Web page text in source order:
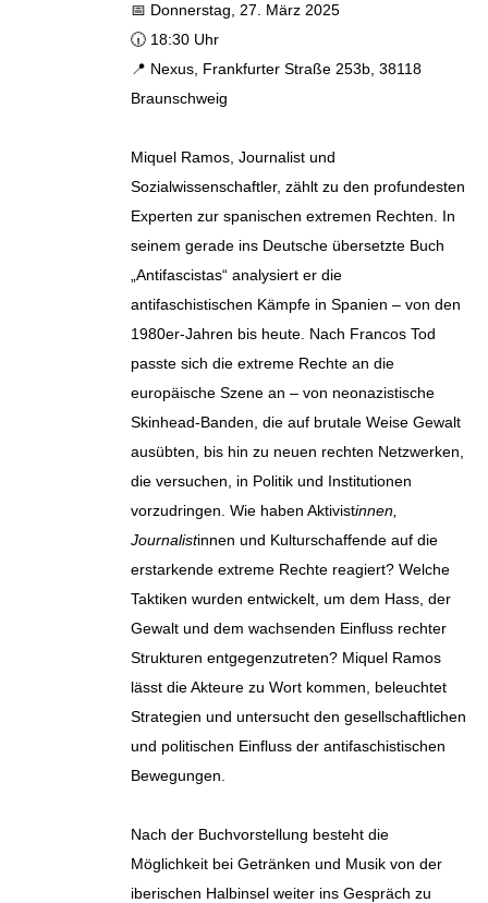
📅 Donnerstag, 27. März 2025
🕡 18:30 Uhr
📍 Nexus, Frankfurter Straße 253b, 38118
Braunschweig
Miquel Ramos, Journalist und
Sozialwissenschaftler, zählt zu den profundesten
Experten zur spanischen extremen Rechten. In
seinem gerade ins Deutsche übersetzte Buch
„Antifascistas“ analysiert er die
antifaschistischen Kämpfe in Spanien – von den
1980er-Jahren bis heute. Nach Francos Tod
passte sich die extreme Rechte an die
europäische Szene an – von neonazistische
Skinhead-Banden, die auf brutale Weise Gewalt
ausübten, bis hin zu neuen rechten Netzwerken,
die versuchen, in Politik und Institutionen
vorzudringen. Wie haben Aktivistinnen,
Journalistinnen und Kulturschaffende auf die
erstarkende extreme Rechte reagiert? Welche
Taktiken wurden entwickelt, um dem Hass, der
Gewalt und dem wachsenden Einfluss rechter
Strukturen entgegenzutreten? Miquel Ramos
lässt die Akteure zu Wort kommen, beleuchtet
Strategien und untersucht den gesellschaftlichen
und politischen Einfluss der antifaschistischen
Bewegungen.
Nach der Buchvorstellung besteht die
Möglichkeit bei Getränken und Musik von der
iberischen Halbinsel weiter ins Gespräch zu